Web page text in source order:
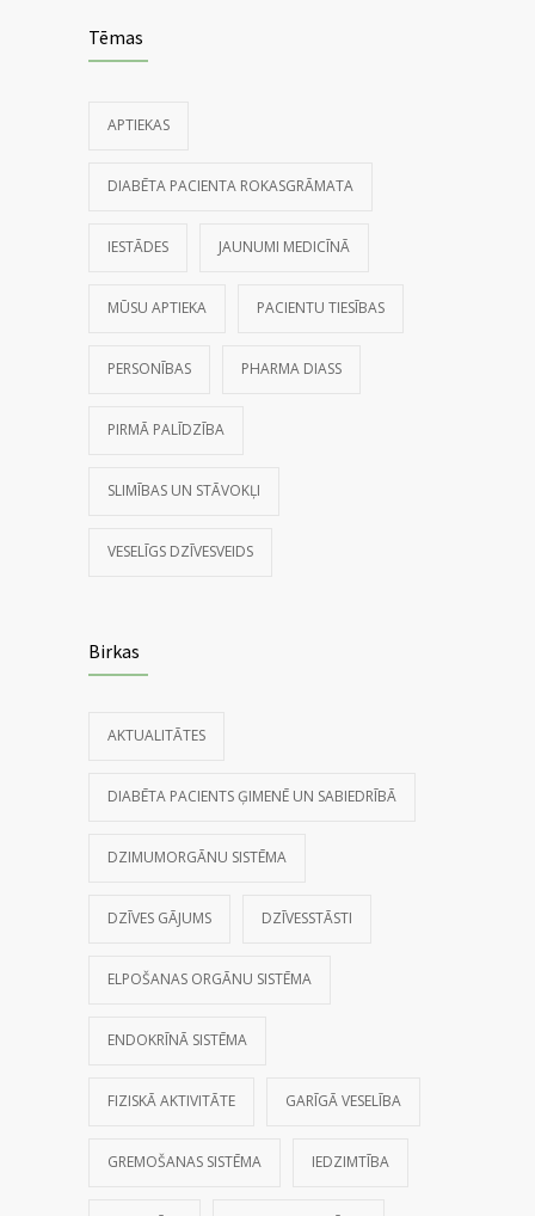
Tēmas
APTIEKAS
DIABĒTA PACIENTA ROKASGRĀMATA
IESTĀDES JAUNUMI MEDICĪNĀ
MŪSU APTIEKA PACIENTU TIESĪBAS
PERSONĪBAS PHARMA DIASS
PIRMĀ PALĪDZĪBA
SLIMĪBAS UN STĀVOKĻI
VESELĪGS DZĪVESVEIDS
Birkas
AKTUALITĀTES
DIABĒTA PACIENTS ĢIMENĒ UN SABIEDRĪBĀ
DZIMUMORGĀNU SISTĒMA
DZĪVES GĀJUMS DZĪVESSTĀSTI
ELPOŠANAS ORGĀNU SISTĒMA
ENDOKRĪNĀ SISTĒMA
FIZISKĀ AKTIVITĀTE GARĪGĀ VESELĪBA
GREMOŠANAS SISTĒMA IEDZIMTĪBA